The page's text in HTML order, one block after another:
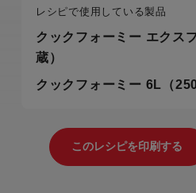
レシピで使用している製品
クックフォーミー エクス
蔵）
クックフォーミー 6L（